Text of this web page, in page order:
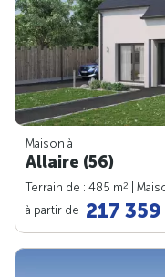
Maison à
Allaire (56)
Terrain de : 485 m2 |
à partir de 217